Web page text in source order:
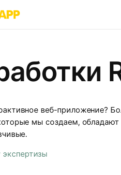
веб-приложение?
мы создаем,